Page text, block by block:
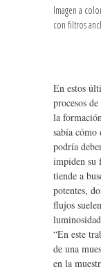
Imagen a
con filtros
En estos
procesos
la
sabía cómo
podría
impiden su
tiende a
potentes,
flujos
“En este
de una
en la